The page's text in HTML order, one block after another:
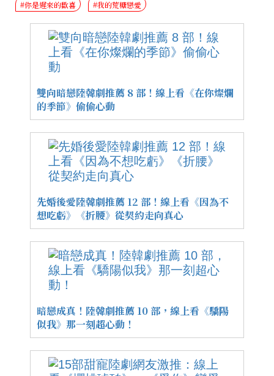
#你是遲來的歡喜 #我的荒糖戀愛
雙向暗戀陸韓劇推薦 8 部！線上看《在你燦爛
的季節》偷偷心動
先婚後愛陸韓劇推薦 12 部！線上看《因為不
想吃虧》《折腰》從契約走向真心
暗戀成真！陸韓劇推薦 10 部，線上看《驕陽
似我》那一刻超心動！